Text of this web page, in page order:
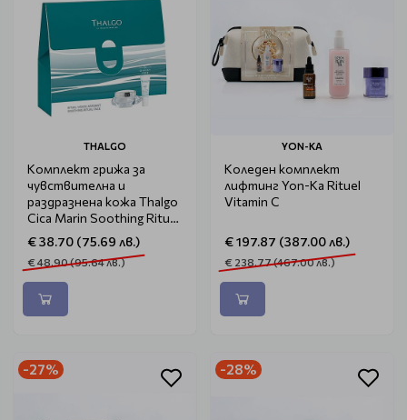
THALGO
Комплект грижа за
чувствителна и
раздразнена кожа Thalgo
Cica Marin Soothing Ritual
Face
€ 38.70 (75.69 лв.)
€ 48.90 (95.64 лв.)
YON-KA
Коледен комплект
лифтинг Yon-Ka Rituel
Vitamin C
€ 197.87 (387.00 лв.)
€ 238.77 (467.00 лв.)
-27% -28%